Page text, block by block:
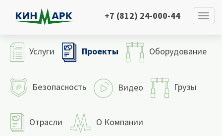
+7 (812) 24-000-44
Услуги Проекты Оборудование
Безопасность Видео Грузы
Отрасли О Компании